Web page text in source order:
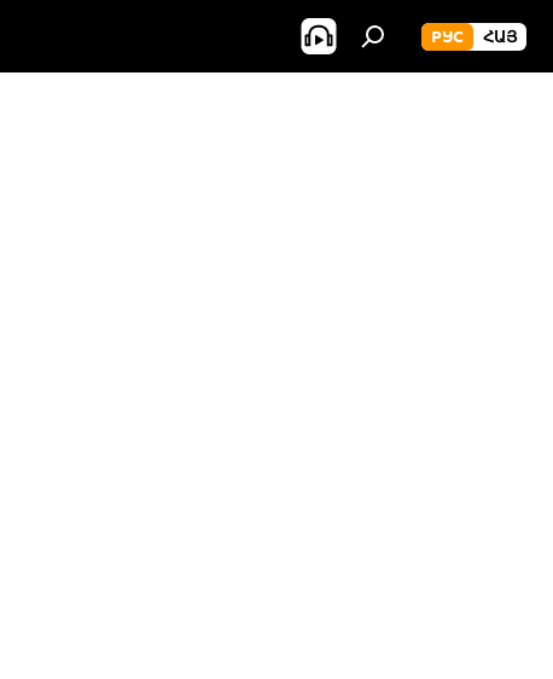
РУС ՀԱՅ